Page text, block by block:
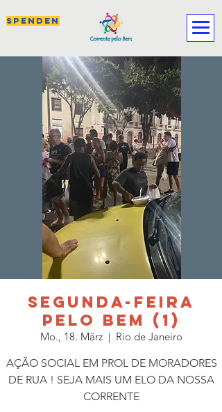
SPENDEN
SEGUNDA-FEIRA
PELO BEM (1)
Mo., 18. März
  |
Rio de Janeiro
AÇÃO SOCIAL EM PROL DE MORADORES
DE RUA ! SEJA MAIS UM ELO DA NOSSA
CORRENTE